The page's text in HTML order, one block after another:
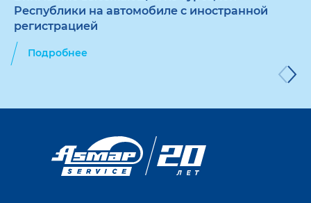
Республики на автомобиле с иностранной
регистрацией
Подробнее